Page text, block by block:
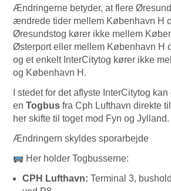
Ændringerne betyder, at flere
ændrede tider mellem København H
Øresundstog kører ikke mellem
Østerport eller mellem København H
og et enkelt InterCitytog kører ikke
og København H.
I stedet for det aflyste InterCitytog
en Togbus fra Cph Lufthavn direkte
her skifte til toget mod Fyn og Jylland.
Ændringern skyldes sporarbejde
Her holder Togbusserne:
CPH Lufthavn: Terminal 3,